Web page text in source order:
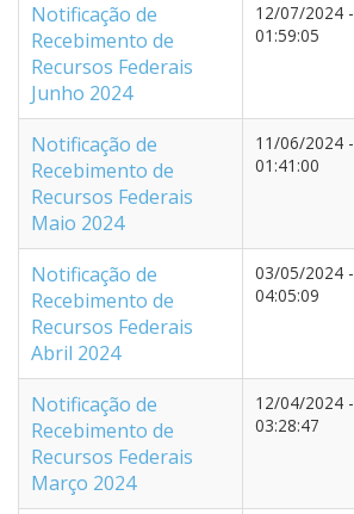
Notificação de
Recebimento de
Recursos Federais
Junho 2024
12/07/2024 -
01:59:05
Notificação de
Recebimento de
Recursos Federais
Maio 2024
11/06/2024 -
01:41:00
Notificação de
Recebimento de
Recursos Federais
Abril 2024
03/05/2024 -
04:05:09
Notificação de
Recebimento de
Recursos Federais
Março 2024
12/04/2024 -
03:28:47